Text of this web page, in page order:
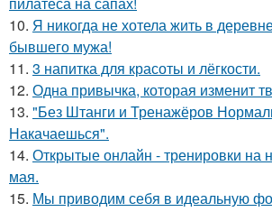
10. Я никогда не хотела жить в
бывшего мужа!
11. 3 напитка для красоты и лёгкости.
12. Одна привычка, которая изменит
13. "Без Штанги и Тренажёров
Накачаешься".
14. Открытые онлайн - тренировки на
мая.
15. Мы приводим себя в идеальную